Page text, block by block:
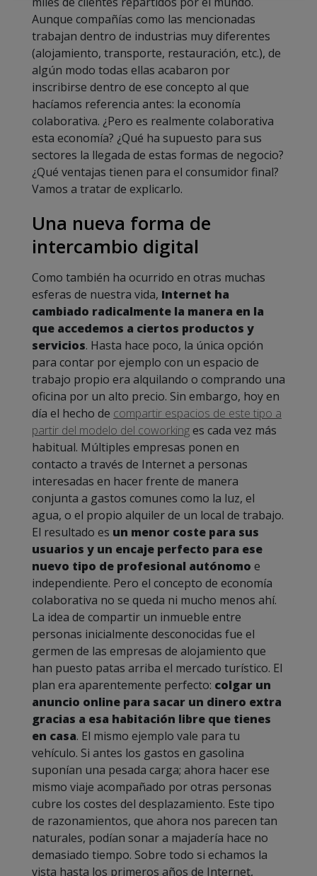
Aunque compañías como las mencionadas
trabajan dentro de industrias muy diferentes
(alojamiento, transporte, restauración, etc.), de
algún modo todas ellas acabaron por
inscribirse dentro de ese concepto al que
hacíamos referencia antes: la economía
colaborativa. ¿Pero es realmente colaborativa
esta economía? ¿Qué ha supuesto para sus
sectores la llegada de estas formas de negocio?
¿Qué ventajas tienen para el consumidor final?
Vamos a tratar de explicarlo.
Una nueva forma de
intercambio digital
Como también ha ocurrido en otras muchas
esferas de nuestra vida, Internet ha
cambiado radicalmente la manera en la
que accedemos a ciertos productos y
servicios. Hasta hace poco, la única opción
para contar por ejemplo con un espacio de
trabajo propio era alquilando o comprando una
oficina por un alto precio. Sin embargo, hoy en
día el hecho de compartir espacios de este tipo a
partir del modelo del coworkinges cada vez más
habitual. Múltiples empresas ponen en
contacto a través de Internet a personas
interesadas en hacer frente de manera
conjunta a gastos comunes como la luz, el
agua, o el propio alquiler de un local de trabajo.
El resultado es un menor coste para sus
usuarios y un encaje perfecto para ese
nuevo tipo de profesional autónomo e
independiente. Pero el concepto de economía
colaborativa no se queda ni mucho menos ahí.
La idea de compartir un inmueble entre
personas inicialmente desconocidas fue el
germen de las empresas de alojamiento que
han puesto patas arriba el mercado turístico. El
plan era aparentemente perfecto: colgar un
anuncio online para sacar un dinero extra
gracias a esa habitación libre que tienes
en casa. El mismo ejemplo vale para tu
vehículo. Si antes los gastos en gasolina
suponían una pesada carga; ahora hacer ese
mismo viaje acompañado por otras personas
cubre los costes del desplazamiento. Este tipo
de razonamientos, que ahora nos parecen tan
naturales, podían sonar a majadería hace no
demasiado tiempo. Sobre todo si echamos la
vista hasta los primeros años de Internet,